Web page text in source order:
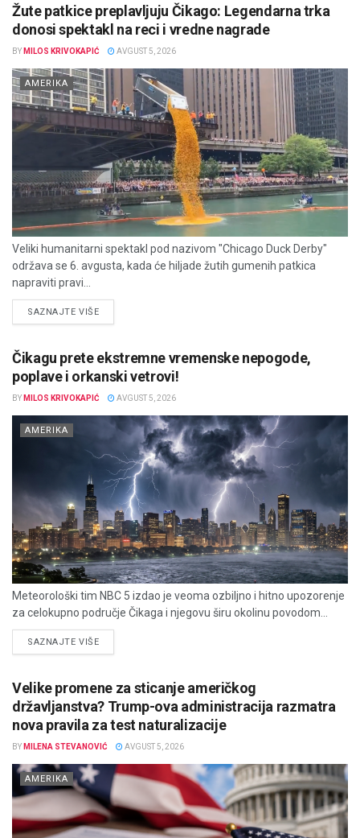
Žute patkice preplavljuju Čikago: Legendarna trka
donosi spektakl na reci i vredne nagrade
BY MILOS KRIVOKAPIĆ AVGUST 5, 2026
AMERIKA
Veliki humanitarni spektakl pod nazivom "Chicago Duck Derby"
održava se 6. avgusta, kada će hiljade žutih gumenih patkica
napraviti pravi...
SAZNAJTE VIŠEDETAILS
Čikagu prete ekstremne vremenske nepogode,
poplave i orkanski vetrovi!
BY MILOS KRIVOKAPIĆ AVGUST 5, 2026
AMERIKA
Meteorološki tim NBC 5 izdao je veoma ozbiljno i hitno upozorenje
za celokupno područje Čikaga i njegovu širu okolinu povodom...
SAZNAJTE VIŠEDETAILS
Velike promene za sticanje američkog
državljanstva? Trump-ova administracija razmatra
nova pravila za test naturalizacije
BY MILENA STEVANOVIĆ AVGUST 5, 2026
AMERIKA